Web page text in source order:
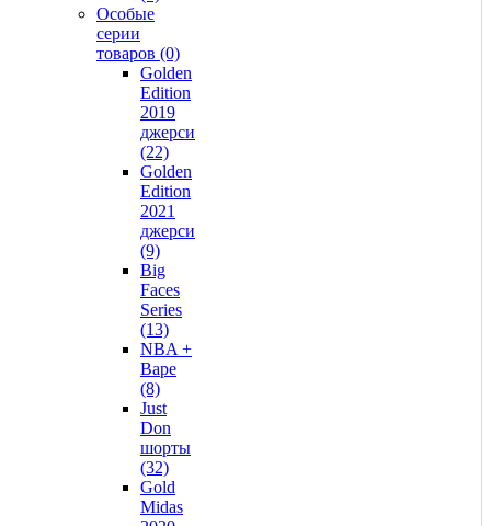
Особые
серии
товаров (0)
Golden
Edition
2019
джерси
(22)
Golden
Edition
2021
джерси
(9)
Big
Faces
Series
(13)
NBA +
Bape
(8)
Just
Don
шорты
(32)
Gold
Midas